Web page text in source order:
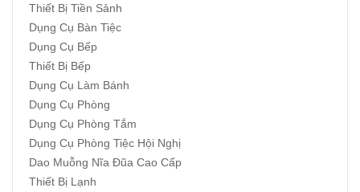
Thiết Bị Tiền Sảnh
Dụng Cụ Bàn Tiệc
Dụng Cụ Bếp
Thiết Bị Bếp
Dụng Cụ Làm Bánh
Dụng Cụ Phòng
Dụng Cụ Phòng Tắm
Dụng Cụ Phòng Tiệc Hội Nghị
Dao Muỗng Nĩa Đũa Cao Cấp
Thiết Bị Lạnh